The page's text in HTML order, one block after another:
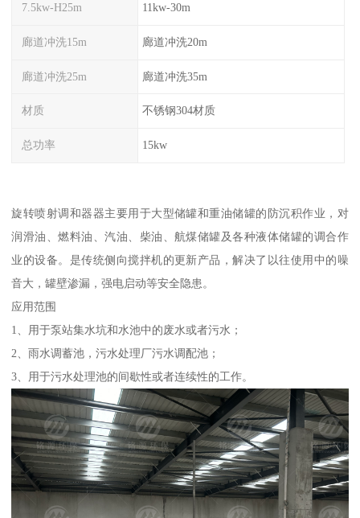
7.5kw-H25m 11kw-30m
廊道冲洗15m 廊道冲洗20m
廊道冲洗25m 廊道冲洗35m
材质 不锈钢304材质
总功率 15kw
旋转喷射调和器器主要用于大型储罐和重油储罐的防沉积作业，对
润滑油、燃料油、汽油、柴油、航煤储罐及各种液体储罐的调合作
业的设备。是传统侧向搅拌机的更新产品，解决了以往使用中的噪
音大，罐壁渗漏，强电启动等安全隐患。
应用范围
1、用于泵站集水坑和水池中的废水或者污水；
2、雨水调蓄池，污水处理厂污水调配池；
3、用于污水处理池的间歇性或者连续性的工作。